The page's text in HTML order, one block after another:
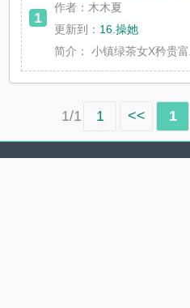
1
作者：木木夏
更新到： 16.操她
简介：
小镇绿茶女X矜贵
1/1 1 << 1